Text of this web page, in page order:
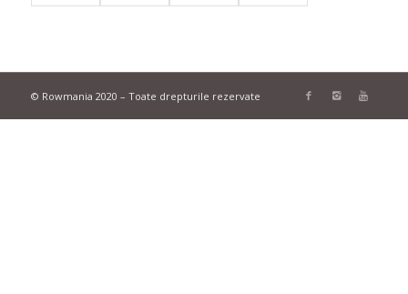
© Rowmania 2020 – Toate drepturile rezervate